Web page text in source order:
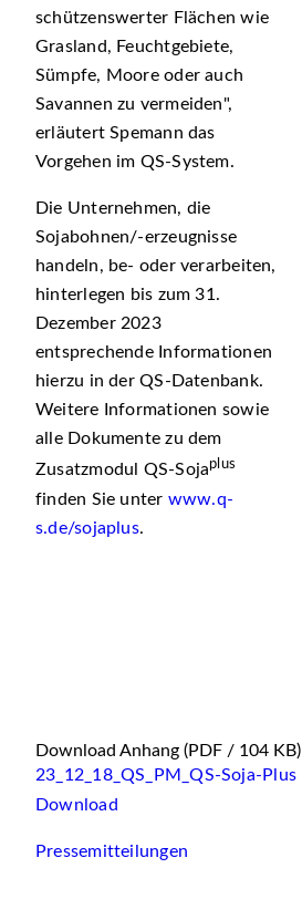
schützenswerter Flächen wie
Grasland, Feuchtgebiete,
Sümpfe, Moore oder auch
Savannen zu vermeiden ,
erläutert Spemann das
Vorgehen im QS-System.
Die Unternehmen, die
Sojabohnen/-erzeugnisse
handeln, be- oder verarbeiten,
hinterlegen bis zum 31.
Dezember 2023
entsprechende Informationen
hierzu in der QS-Datenbank.
Weitere Informationen sowie
alle Dokumente zu dem
Zusatzmodul QS-Sojaplus
finden Sie unter www.q-
s.de/sojaplus.
Download Anhang (PDF / 104 KB)
23_12_18_QS_PM_QS-Soja-Plus
Download
Pressemitteilungen